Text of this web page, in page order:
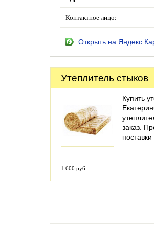
Контактное лицо:
Открыть на
Утеплитель стыков
Купить
заказ.
1 600 руб